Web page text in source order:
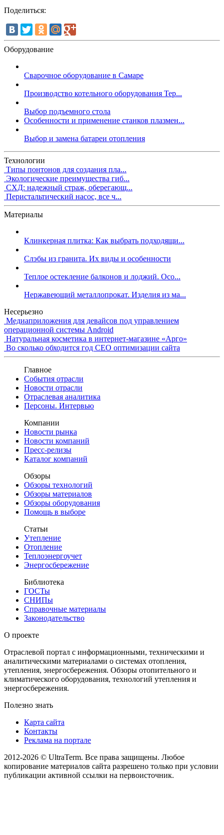
Поделиться:
Оборудование
Сварочное оборудование в Самаре
Производство котельного оборудования Тер...
Выбор подъемного стола
Особенности и применение станков плазмен...
Выбор и замена батареи отопления
Технологии
Типы понтонов для создания пла...
Экологические преимущества гиб...
СХД: надежный страж, оберегающ...
Перистальтический насос, все ч...
Материалы
Клинкерная плитка: Как выбрать подходящи...
Слэбы из гранита. Их виды и особенности
Теплое остекление балконов и лоджий. Осо...
Нержавеющий металлопрокат. Изделия из ма...
Несерьезно
Медиаприложения для девайсов под управлением
операционной системы Android
Натуральная косметика в интернет-магазине «Арго»
Во сколько обходится год СЕО оптимизации сайта
Главное
События отрасли
Новости отрасли
Отраслевая аналитика
Персоны. Интервью
Компании
Новости рынка
Новости компаний
Пресс-релизы
Каталог компаний
Обзоры
Обзоры технологий
Обзоры материалов
Обзоры оборудования
Помощь в выборе
Статьи
Утепление
Отопление
Теплоэнергоучет
Энергосбережение
Библиотека
ГОСТы
СНИПы
Справочные материалы
Законодательство
О проекте
Отраслевой портал с информационными, техническими и
аналитическими материалами о системах отопления,
утепления, энергосбережения. Обзоры отопительного и
климатического оборудования, технологий утепления и
энергосбережения.
Полезно знать
Карта сайта
Контакты
Реклама на портале
2012-2026 © UltraTerm. Все права защищены. Любое
копирование материалов сайта разрешено только при условии
публикации активной ссылки на первоисточник.